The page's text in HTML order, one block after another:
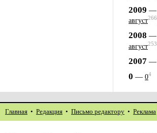
2009 —
август266
2008 —
август253
2007 —
0 — 04
Главная • Редакция • Письмо редактору • Реклама